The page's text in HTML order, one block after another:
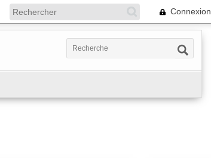
Connexion